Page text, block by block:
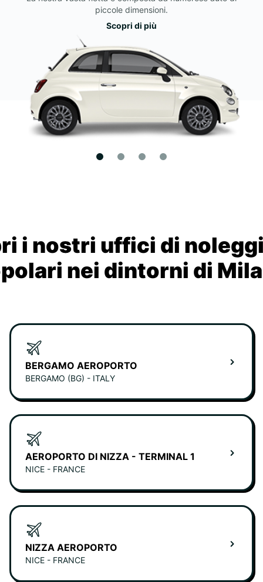
piccole dimensioni.
Scopri di più
i nostri uffici di
nei dintorni di
BERGAMO AEROPORTO
BERGAMO (BG) - ITALY
AEROPORTO DI NIZZA - TERMINAL 1
NICE - FRANCE
NIZZA AEROPORTO
NICE - FRANCE